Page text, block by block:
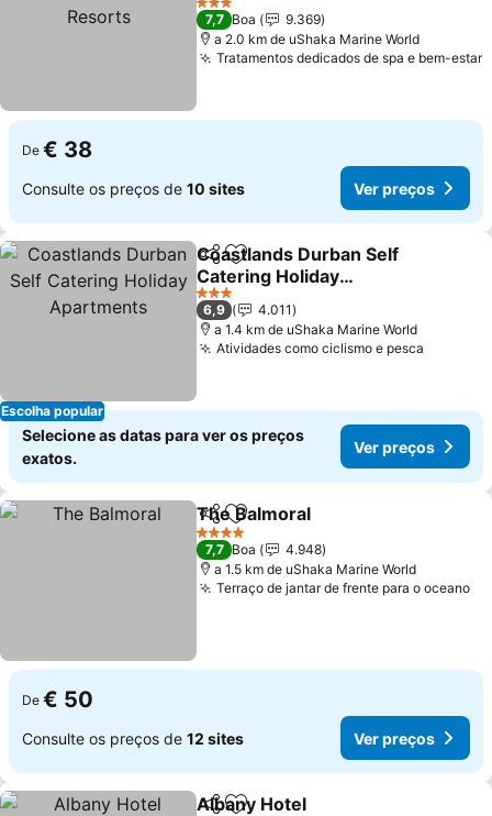
Resorts
Ver preços
3 Estrelas
7,7 Boa
9.369
a 2.0 km de uShaka Marine World
Tratamentos dedicados de spa e bem-estar
De € 38
Consulte os preços de 10 sites Ver preços
Escolha popular
PartilharAdicionar aos favoritos
Coastlands Durban Self
Catering Holiday
Apartments
Ver preços
3 Estrelas
6,9
4.011
a 1.4 km de uShaka Marine World
Atividades como ciclismo e pesca
Selecione as datas para ver os preços
exatos.
Ver preços
PartilharAdicionar aos favoritos
The Balmoral
4 Estrelas
7,7 Boa
4.948
a 1.5 km de uShaka Marine World
Terraço de jantar de frente para o oceano
De € 50
Consulte os preços de 12 sites Ver preços
Albany Hotel